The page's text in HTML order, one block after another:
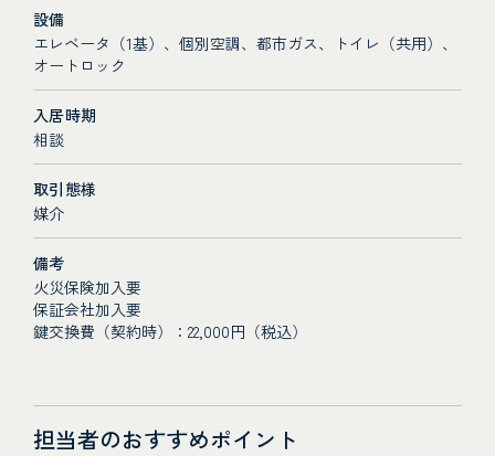
設備
エレベータ（1基）、個別空調、都市ガス、トイレ（共用）、
オートロック
入居時期
相談
取引態様
媒介
備考
火災保険加入要
保証会社加入要
鍵交換費（契約時）：22,000円（税込）
担当者のおすすめポイント